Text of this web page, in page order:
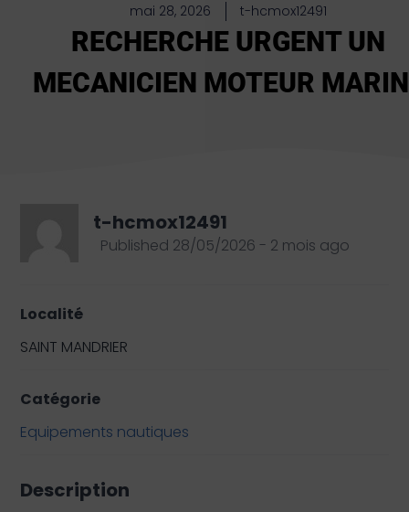
mai 28, 2026 t-hcmox12491
RECHERCHE URGENT UN
MECANICIEN MOTEUR
t-hcmox12491
Published 28/05/2026 - 2 mois ago
Localité
SAINT MANDRIER
Catégorie
Equipements nautiques
Description